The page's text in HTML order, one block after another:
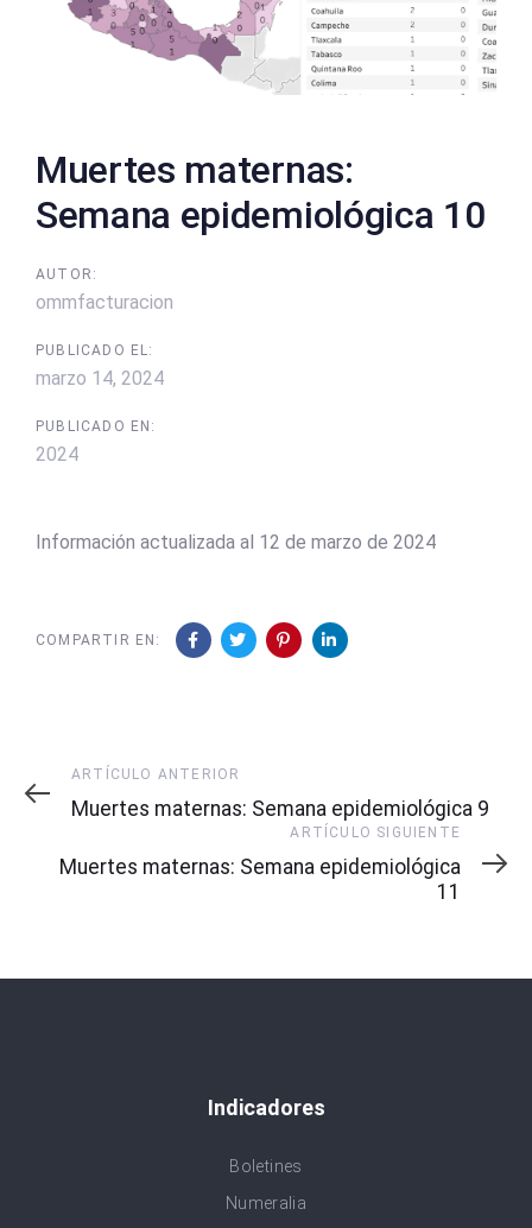
Muertes maternas:
Semana epidemiológica 10
AUTOR:
ommfacturacion
PUBLICADO EL:
marzo 14, 2024
PUBLICADO EN:
2024
Información actualizada al 12 de marzo de 2024
COMPARTIR EN:
Artículo
Anterior
ARTÍCULO ANTERIOR
Muertes maternas: Semana epidemiológica 9
Siguiente
ARTÍCULO SIGUIENTE
Muertes maternas: Semana epidemiológica
11
Indicadores
Boletines
Numeralia